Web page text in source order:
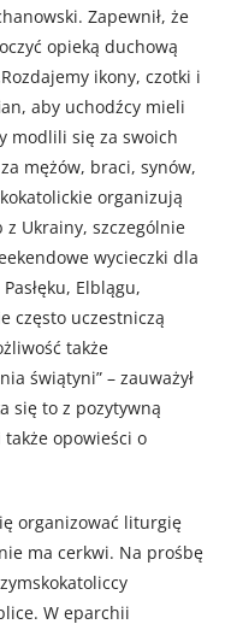
Zapewnił, że
opieką duchową
ikony, czotki i
aby uchodźcy mieli
modlili się za swoich
mężów, braci, synów,
organizują
Ukrainy, szczególnie
wycieczki dla
Elblągu,
często uczestniczą
także
świątyni” – zauważył
się to z pozytywną
opowieści o
organizować liturgię
ma cerkwi. Na prośbę
W eparchii